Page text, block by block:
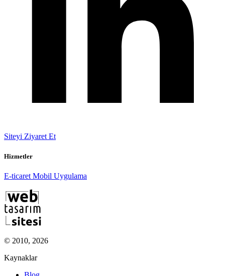
Siteyi Ziyaret Et
Hizmetler
E-ticaret Mobil Uygulama
© 2010, 2026
Kaynaklar